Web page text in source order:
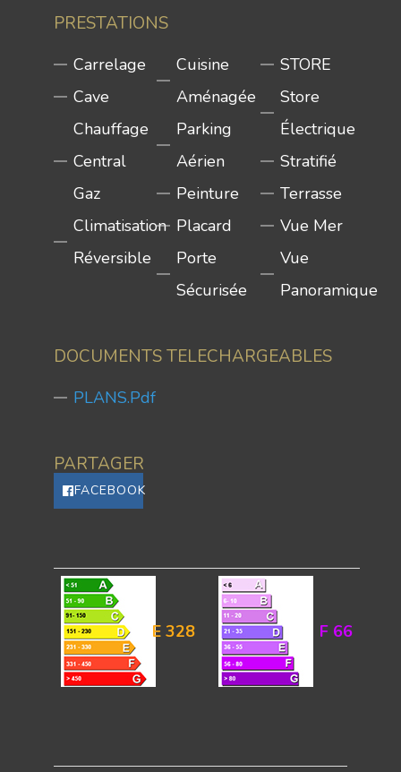
PRESTATIONS
Carrelage
Cave
Chauffage
Central
Gaz
Climatisation
Réversible
Cuisine
Aménagée
Parking
Aérien
Peinture
Placard
Porte
Sécurisée
STORE
Store
Électrique
Stratifié
Terrasse
Vue Mer
Vue
Panoramique
DOCUMENTS TELECHARGEABLES
PLANS.pdf
PARTAGER
FACEBOOK
E 328 F 66